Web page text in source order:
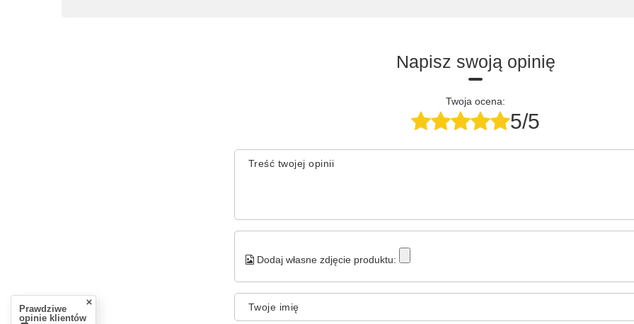
Napisz swoją opinię
Twoja ocena:
5/5
Treść twojej opinii
Dodaj własne zdjęcie produktu:
Twoje imię
Prawdziwe
opinie klientów